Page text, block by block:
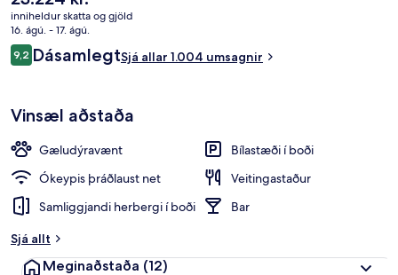
eru hjálpsamt starfsfólk og ástand gististaðarins almennt.
verð
er
23.224 kr.
inniheldur skatta og gjöld
16. ágú. - 17. ágú.
Umsagnir
9,29,2 af 10
DásamlegtSjá allar 1.004 umsagnir
Vinsæl aðstaða
Gæludýravænt
Bílastæði í boði
Ókeypis þráðlaust net
Veitingastaður
Samliggjandi herbergi í boði
Bar
Sjá allt
Meginaðstaða (12)